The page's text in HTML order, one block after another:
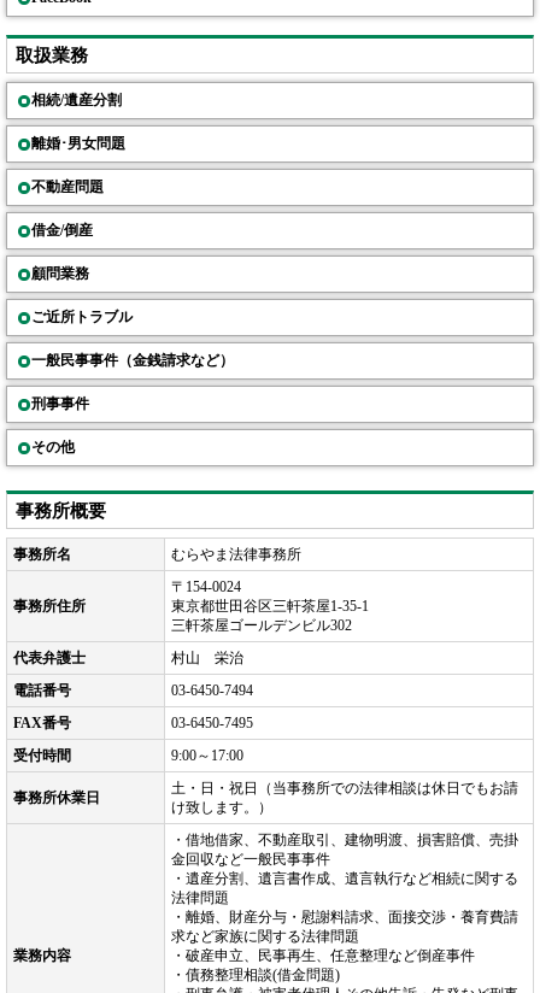
取扱業務
相続/遺産分割
離婚･男女問題
不動産問題
借金/倒産
顧問業務
ご近所トラブル
一般民事事件（金銭請求など）
刑事事件
その他
事務所概要
事務所名 むらやま法律事務所
事務所住所
〒154-0024
東京都世田谷区三軒茶屋1-35-1
三軒茶屋ゴールデンビル302
代表弁護士
村山 栄治
電話番号
03-6450-7494
FAX番号
03-6450-7495
受付時間
9:00～17:00
事務所休業日
土・日・祝日（当事務所での法律相談は休日でもお請
け致します。）
業務内容
・借地借家、不動産取引、建物明渡、損害賠償、売掛
金回収など一般民事事件
・遺産分割、遺言書作成、遺言執行など相続に関する
法律問題
・離婚、財産分与・慰謝料請求、面接交渉・養育費請
求など家族に関する法律問題
・破産申立、民事再生、任意整理など倒産事件
・債務整理相談(借金問題)